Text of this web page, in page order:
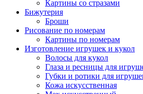
Картины co стразами
Бижутерия
Броши
Рисование по номерам
Картины по номерам
Изготовление игрушек и кукол
Волосы для кукол
Глаза и ресницы для
Губки и ротики для
Кожа искусственная